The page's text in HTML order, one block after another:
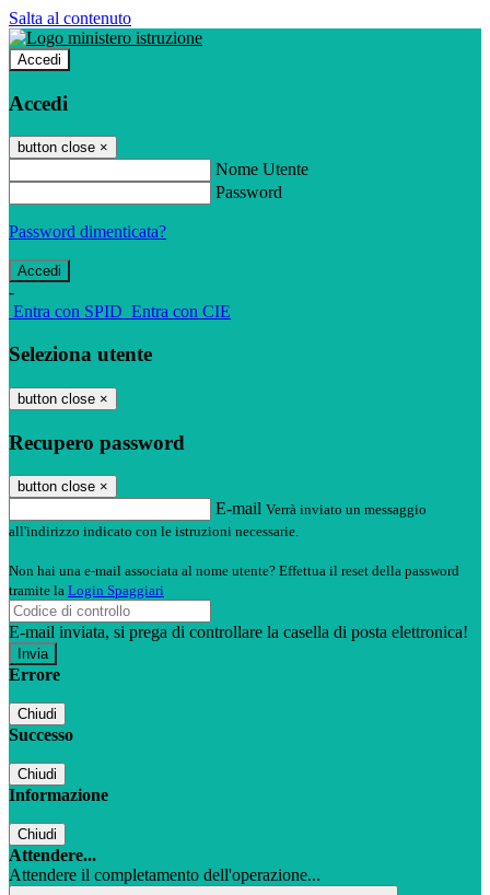
Salta al contenuto
Accedi
Accedi
button close ×
Nome Utente
Password
Password dimenticata?
-
Entra con SPID Entra con CIE
Seleziona utente
button close ×
Recupero password
button close ×
E-mail Verrà inviato un messaggio
all'indirizzo indicato con le istruzioni necessarie.
Non hai una e-mail associata al nome utente? Effettua il reset della password
tramite la Login Spaggiari
E-mail inviata, si prega di controllare la casella di posta elettronica!
Errore
Chiudi
Successo
Chiudi
Informazione
Chiudi
Attendere...
Attendere il completamento dell'operazione...